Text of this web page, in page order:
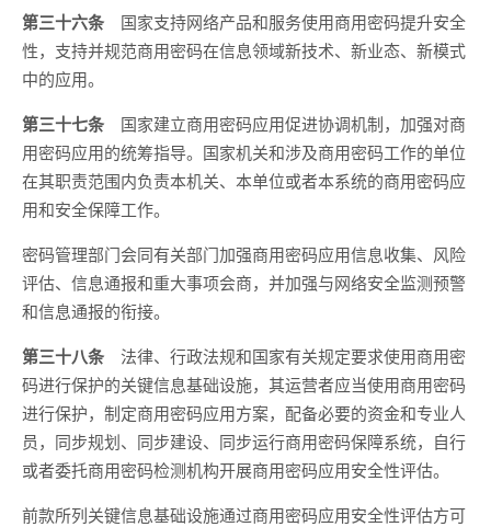
第三十六条 国家支持网络产品和服务使用商用密码提升安全
性，支持并规范商用密码在信息领域新技术、新业态、新模式
中的应用。
第三十七条 国家建立商用密码应用促进协调机制，加强对商
用密码应用的统筹指导。国家机关和涉及商用密码工作的单位
在其职责范围内负责本机关、本单位或者本系统的商用密码应
用和安全保障工作。
密码管理部门会同有关部门加强商用密码应用信息收集、风险
评估、信息通报和重大事项会商，并加强与网络安全监测预警
和信息通报的衔接。
第三十八条 法律、行政法规和国家有关规定要求使用商用密
码进行保护的关键信息基础设施，其运营者应当使用商用密码
进行保护，制定商用密码应用方案，配备必要的资金和专业人
员，同步规划、同步建设、同步运行商用密码保障系统，自行
或者委托商用密码检测机构开展商用密码应用安全性评估。
前款所列关键信息基础设施通过商用密码应用安全性评估方可